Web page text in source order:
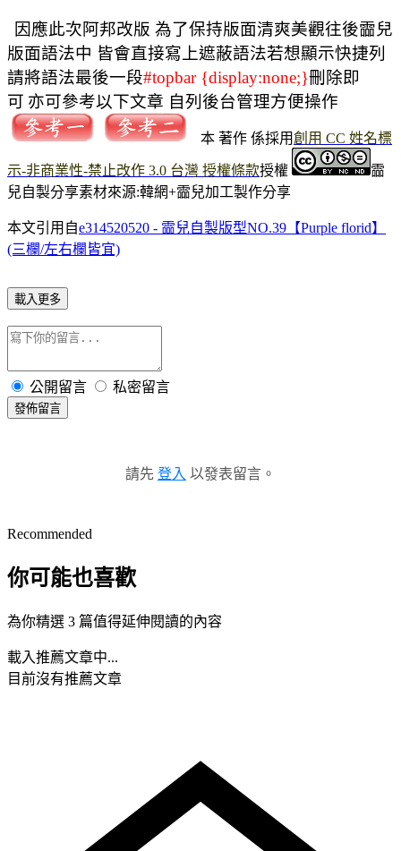
因應此次阿邦改版 為了保持版面清爽美觀往後霝兒
版面語法中 皆會直接寫上遮蔽語法若想顯示快捷列
請將語法最後一段#topbar {display:none;}刪除即
可 亦可參考以下文章 自列後台管理方便操作
本 著作 係採用創用 CC 姓名標
示-非商業性-禁止改作 3.0 台灣 授權條款授權
霝
兒自製分享素材來源:韓網+霝兒加工製作分享
本文引用自e314520520 - 霝兒自製版型NO.39【Purple florid】
(三欄/左右欄皆宜)
載入更多
公開留言 私密留言
發佈留言
請先 登入 以發表留言。
Recommended
你可能也喜歡
為你精選 3 篇值得延伸閱讀的內容
載入推薦文章中...
目前沒有推薦文章